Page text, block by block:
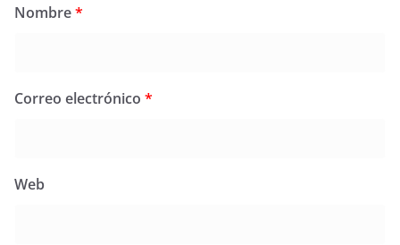
Nombre*
Correo electrónico *
Web